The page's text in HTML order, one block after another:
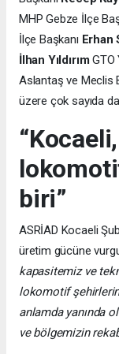
MHP Gebze İlçe
İlçe Başkanı Erhan
İlhan YıldırımGTO
Aslantaş ve Meclis
üzere çok sayıda
biri”
ASRİAD Kocaeli
üretim gücüne
kapasitemiz ve
lokomotif
anlamda yanında
ve bölgemizin